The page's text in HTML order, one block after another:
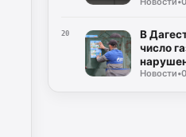
20
В
число
Новости•